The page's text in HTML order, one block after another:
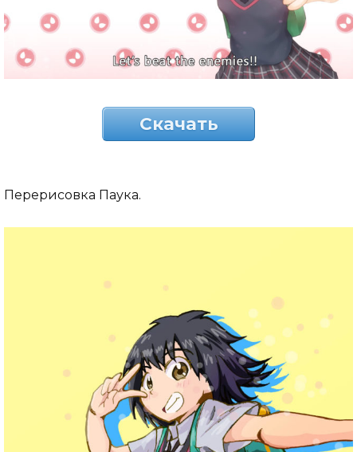
Скачать
Перерисовка Паука.